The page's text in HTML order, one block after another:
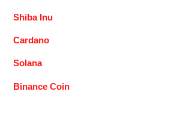
Shiba Inu
Cardano
Solana
Binance Coin